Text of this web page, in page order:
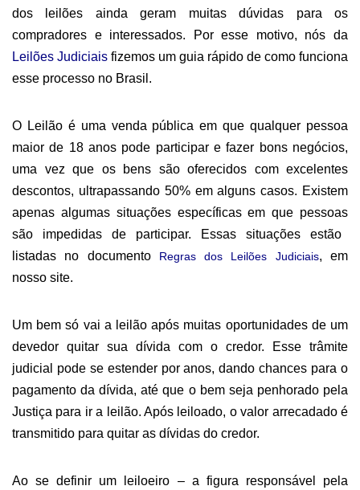
dos leilões aindageram muitas dúvidas para os
compradores e interessados. Por esse motivo, nós da
Leilões Judiciais fizemos um guia rápido de como funciona
esse processo no Brasil .
O Leilão é uma venda pública em que qualquer pessoa
maior de 18 anos pode participar e fazer bons negócios,
uma vez que os bens são oferecidos com excelentes
descontos, ultrapassando50% em alguns casos. Existem
apenas algumas situações específicasem que pessoas
são impedidas de participar. Essas situações estão
listadas no documento Regras dos Leilões Judiciais,em
nosso site.
Um bem só vai a leilão após muitas oportunidades de um
devedor quitar sua dívida com o credor. Esse trâmite
judicial pode se estender por anos, dando chances para o
pagamento da dívida, até que o bem seja penhorado pela
Justiça para ir a leilão. Após leiloado, ovalor arrecadado é
transmitido para quitar as dívidas do credor.
Ao se definir um leiloeiro – a figura responsável pela